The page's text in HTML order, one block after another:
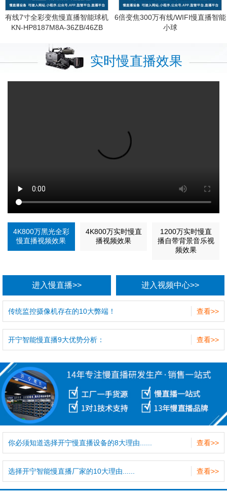
有线7寸全彩变焦慢直播智能球机
KN-HP8187M8A-36ZB/46ZB
6倍变焦300万有线/WIFI慢直播智能
小球
实时慢直播效果
4K800万黑光全彩
慢直播视频效果
4K800万实时慢直
播视频效果
1200万实时慢直
播自带背景音乐视
频效果
进入慢直播>> 进入视频中心>>
查看>>
传统监控摄像机存在的10大弊端！
查看>>
开宁智能慢直播9大优势分析：
查看>>
你必须知道选择开宁慢直播设备的8大理由......
查看>>
选择开宁智能慢直播厂家的10大理由......